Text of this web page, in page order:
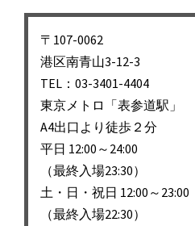
ビ
ゲ
ー
シ
ョ
ン
〒107-0062
港区南青山3-12-3
TEL：03-3401-4404
東京メトロ「表参道駅」
A4出口より徒歩２分
平日 12:00～24:00
（最終入場23:30）
土・日・祝日 12:00～23:00
（最終入場22:30）